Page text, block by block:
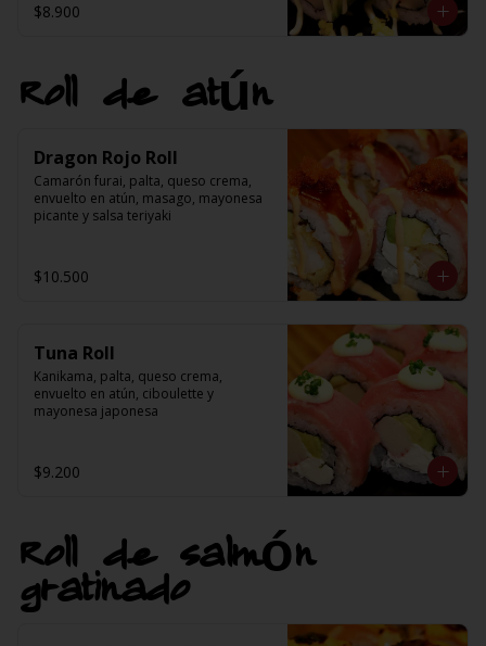
$8.900
Roll de atún
Dragon Rojo Roll
Camarón furai, palta, queso crema,
envuelto en atún, masago, mayonesa
picante y salsa teriyaki
$10.500
Tuna Roll
Kanikama, palta, queso crema,
envuelto en atún, ciboulette y
mayonesa japonesa
$9.200
Roll de salmón
gratinado